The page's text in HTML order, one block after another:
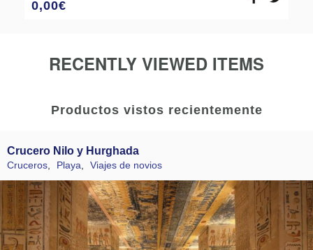
0,00€
RECENTLY VIEWED ITEMS
Productos vistos recientemente
Crucero Nilo y Hurghada
Cruceros Playa Viajes de novios